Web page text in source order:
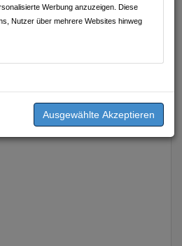
Werbung anzuzeigen. Diese
Nutzer über mehrere Websites hinweg